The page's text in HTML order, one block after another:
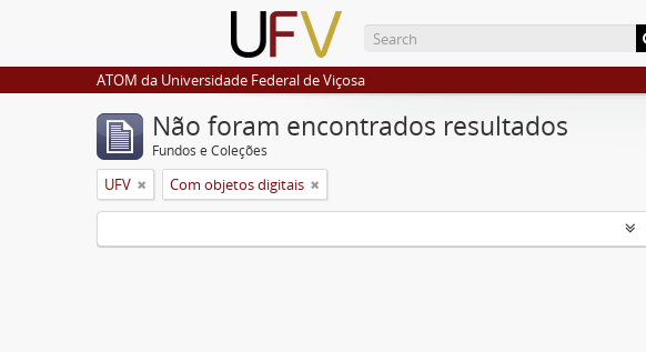
ATOM da Universidade Federal de Viçosa
Não foram encontrados resultados
Fundos e Coleções
UFV Com objetos digitais